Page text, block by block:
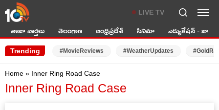
LIVE TV
తాజా వార్తలు తెలంగాణ ఆంధ్రప్రదేశ్ సినిమా ఎడ్యుకేషన్ - జాబ్స్
Trending #MovieReviews #WeatherUpdates
Home » Inner Ring Road Case
Inner Ring Road Case